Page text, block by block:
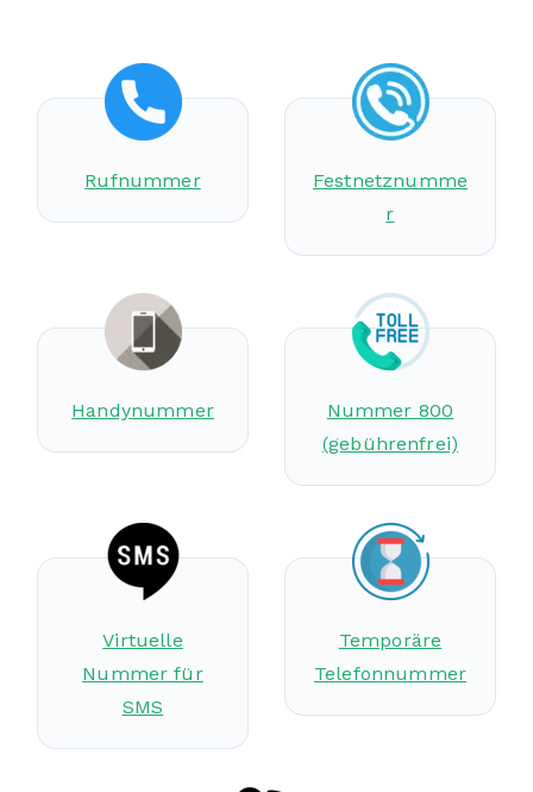
Rufnummer
Festnetznumme
r
Handynummer
Nummer 800
(gebührenfrei)
Virtuelle
Nummer für
SMS
Temporäre
Telefonnummer